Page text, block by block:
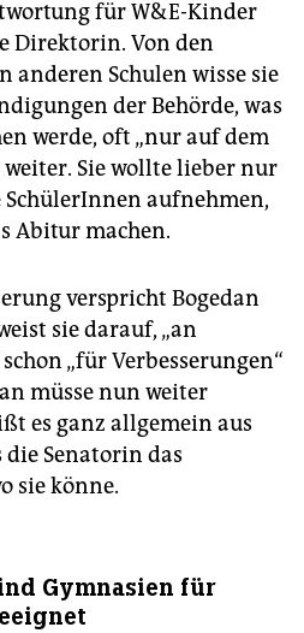
für W&E-Kinder
Direktorin. Von den
anderen Schulen wisse sie
der Behörde, was
werde, oft „nur auf dem
weiter. Sie wollte lieber nur
aufnehmen,
Abi­tur machen.
verspricht Bogedan
sie darauf, „an
„für Verbesserungen“
müsse nun weiter
es ganz allgemein aus
die Senatorin das
sie könne.
Gymnasien für